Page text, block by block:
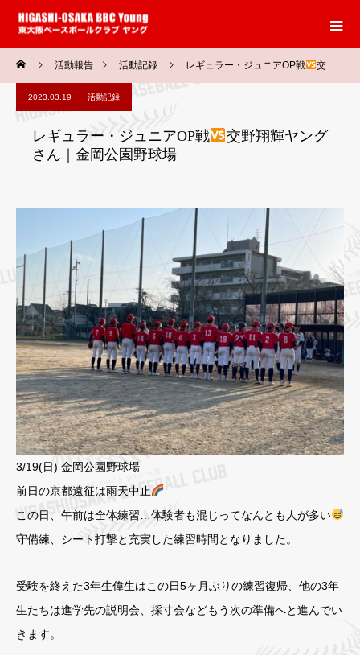
活動報告 活動記録 レギュラー・ジュニアOP戦 交野翔輝ヤングさん｜金岡公園野球場
2023.03.19 活動記録
レギュラー・ジュニアOP戦
交野翔輝ヤング
さん｜金岡公園野球場
3/19(日) 金岡公園野球場
前日の京都遠征は雨天中止
この日、午前は全体練習…体験者も混じってなんとも人が多い
守備練、シート打撃と充実した練習時間となりました。
受験を終えた3年生偉生はこの日5ヶ月ぶりの練習復帰、他の3年
生たちは進学先の説明会、採寸会などもう次の準備へと進んでい
きます。